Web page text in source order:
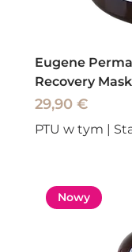
Eugene
Recovery
Cena
29,90 €
PTU w tym |
Nowy